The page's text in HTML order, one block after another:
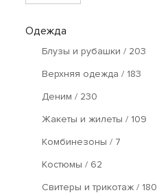
Одежда
Блузы и рубашки / 203
Верхняя одежда / 183
Деним / 230
Жакеты и жилеты / 109
Комбинезоны / 7
Костюмы / 62
Свитеры и трикотаж / 180